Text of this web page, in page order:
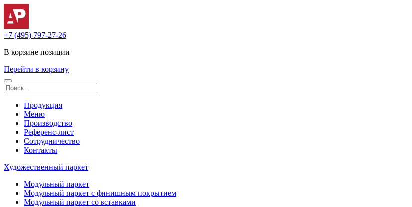
+7 (495) 797-27-26
В корзине позиции
Перейти в корзину
Продукция
Меню
Производство
Референс-лист
Сотрудничество
Контакты
Художественный паркет
Модульный паркет
Модульный паркет с финишным покрытием
Модульный паркет со вставками